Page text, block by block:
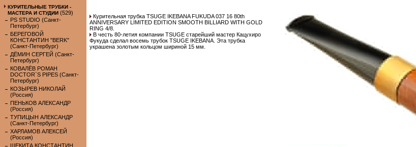
КУРИТЕЛЬНЫЕ ТРУБКИ -
МАСТЕРА И СТУДИИ (529)
PS STUDIO (Санкт-
Петербург)
БЕРЕГОВОЙ
КОНСТАНТИН "BERK"
(Санкт-Петербург)
ДЁМИН СЕРГЕЙ (Санкт-
Петербург)
КОВАЛЁВ РОМАН
DOCTOR`S PIPES (Санкт-
Петербург)
КОЗЫРЕВ НИКОЛАЙ
(Россия)
ПЕНЬКОВ АЛЕКСАНДР
(Россия)
ТУПИЦЫН АЛЕКСАНДР
(Санкт-Петербург)
ХАРЛАМОВ АЛЕКСЕЙ
(Россия)
ШЕКИТА КОНСТАНТИН
Курительная трубка TSUGE IKEBANA FUKUDA 037 16 80th
ANNIVERSARY LIMITED EDITION SMOOTH BILLIARD WITH GOLD
RING 4/8.
В честь 80-летия компании TSUGE старейший мастер Кацухиро
Фукуда сделал восемь трубок TSUGE IKEBANA. Эта трубка
украшена золотым кольцом шириной 15 мм.